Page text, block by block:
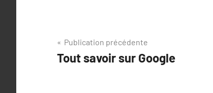
Navigation
de
Publication précédente
Tout savoir sur Google